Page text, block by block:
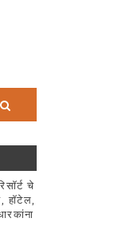
चे
हॉटेल,